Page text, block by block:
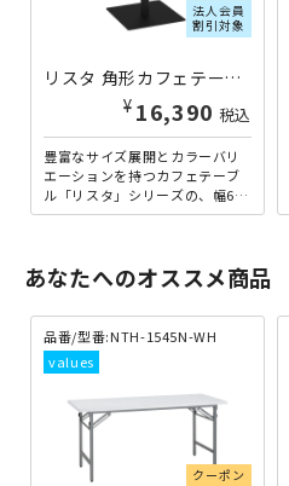
法人会員
割引対象
リスタ 角形カフェテーブル ハイタイプ W600×D450×H1000 ウォルナットI RY-RCTH6045-DM | 152388
¥ 16,390 税込
豊富なサイズ展開とカラーバリ
エーションを持つカフェテーブ
ル「リスタ」シリーズの、幅600
×奥行450mmのスクエア天板ハ
あなたへのオススメ商品
品番/型番:NTH-1545N-WH
クーポン